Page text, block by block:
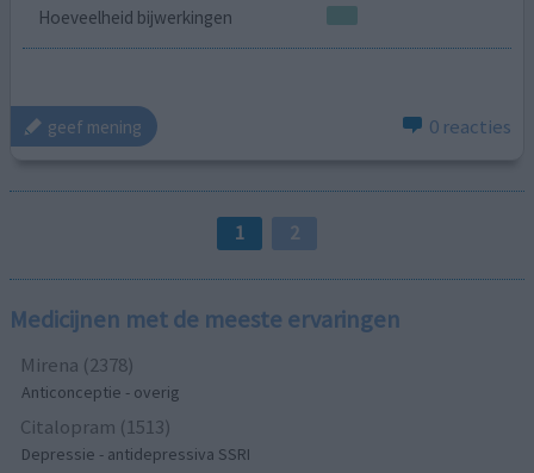
Hoeveelheid bijwerkingen
geef mening 0 reacties
1 2
Medicijnen met de meeste ervaringen
Mirena (2378)
Anticonceptie - overig
Citalopram (1513)
Depressie - antidepressiva SSRI